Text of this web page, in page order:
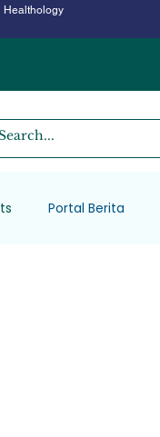
Healthology
Portal Berita